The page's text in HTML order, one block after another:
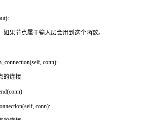
):
果节点属于输入层会用到这个函数。
(self, conn):
连接
(conn)
(self, conn):